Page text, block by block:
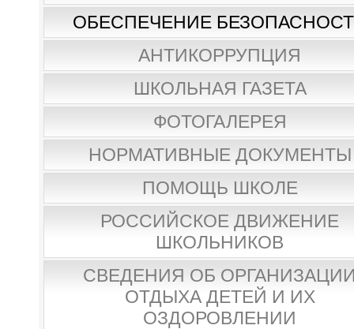
ОБЕСПЕЧЕНИЕ
АНТИКОРРУПЦИЯ
ШКОЛЬНАЯ ГАЗЕТА
ФОТОГАЛЕРЕЯ
НОРМАТИВНЫЕ ДОКУМЕНТЫ
ПОМОЩЬ ШКОЛЕ
РОССИЙСКОЕ ДВИЖЕНИЕ
ШКОЛЬНИКОВ
СВЕДЕНИЯ ОБ
ОТДЫХА ДЕТЕЙ И ИХ
ОЗДОРОВЛЕНИИ